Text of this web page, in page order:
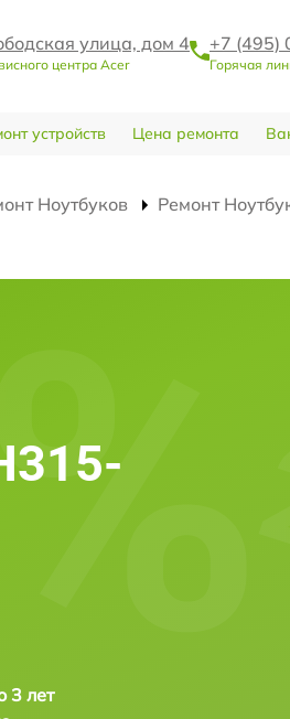
улица, дом 4
центра Acer
+7 (495)
Горячая
устройств Цена ремонта
Ноутбуков
Ремонт
3 лет